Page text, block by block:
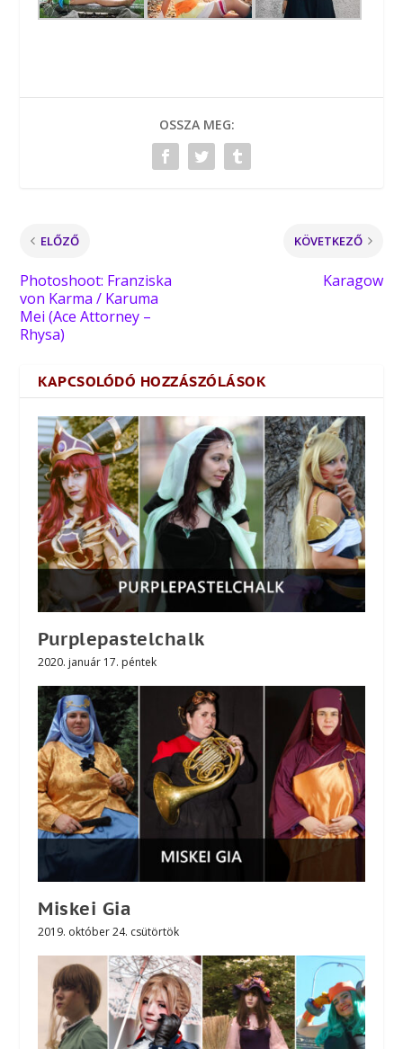
OSSZA MEG:
ELŐZŐ
Photoshoot: Franziska
von Karma / Karuma
Mei (Ace Attorney –
Rhysa)
KÖVETKEZŐ
Karagow
KAPCSOLÓDÓ HOZZÁSZÓLÁSOK
Purplepastelchalk
2020. január 17. péntek
Miskei Gia
2019. október 24. csütörtök